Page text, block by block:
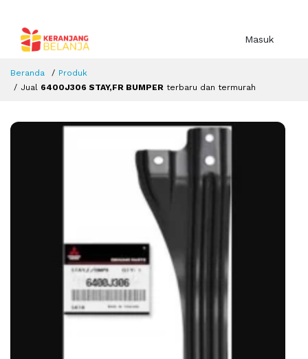
Masuk
Beranda
Produk
Jual 6400J306 STAY,FR BUMPER terbaru dan termurah